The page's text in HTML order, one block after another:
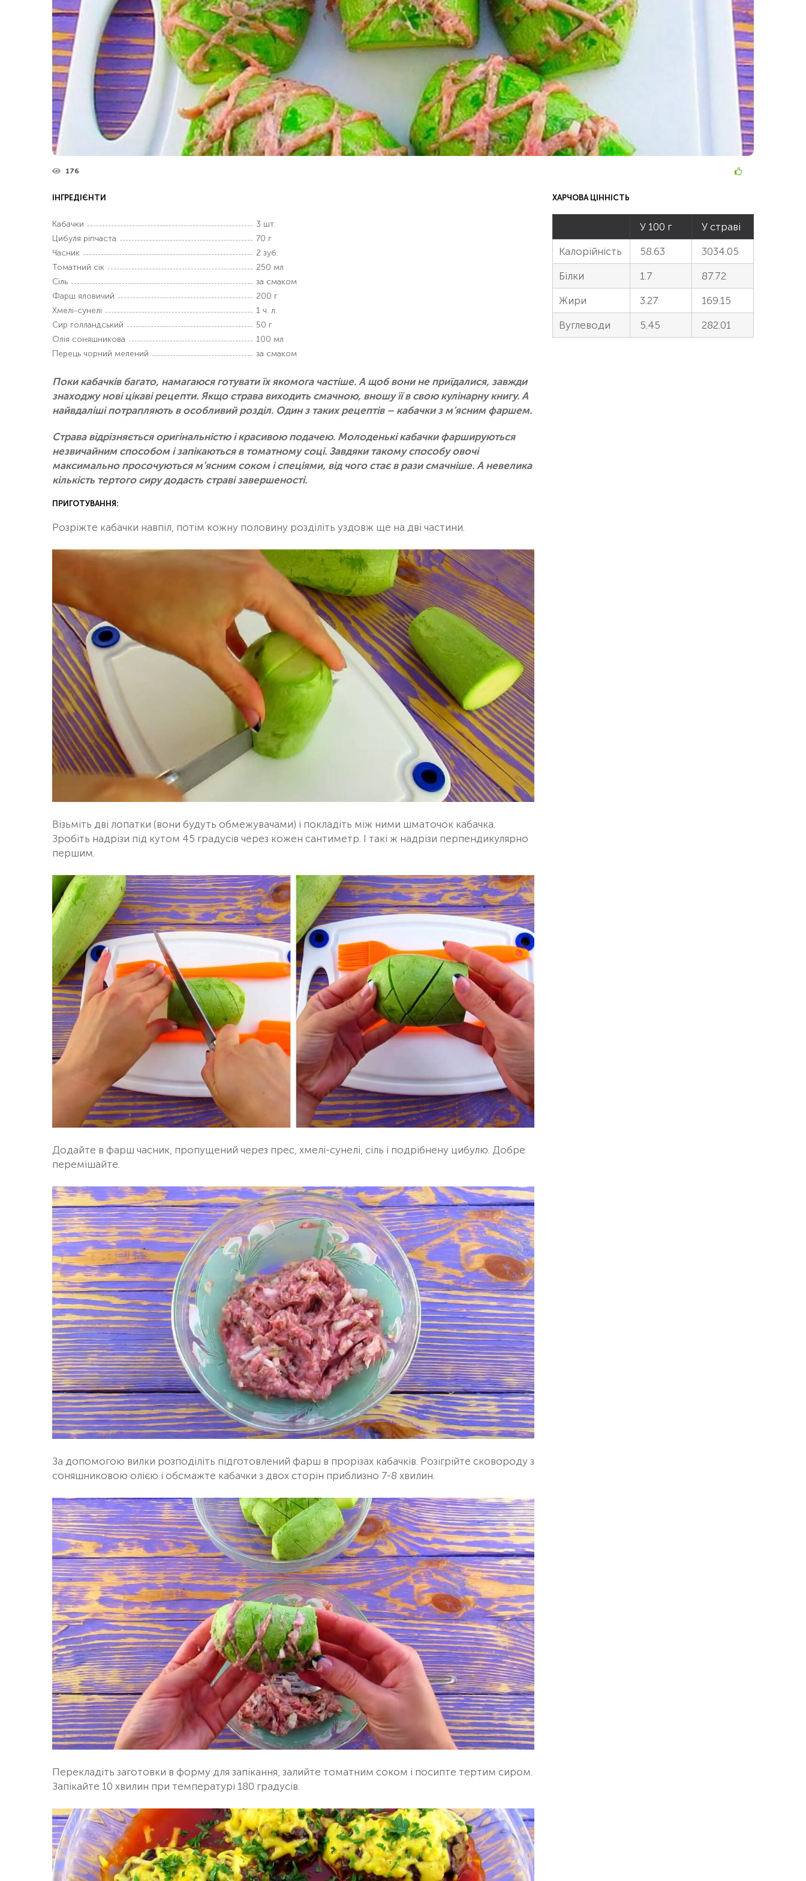
176
ІНГРЕДІЄНТИ
Кабачки
3 шт.
Цибуля ріпчаста
70 г
Часник
2 зуб.
Томатний сік
250 мл
Сіль
за смаком
Фарш яловичий
200 г
Хмелі-сунелі
1 ч. л.
Сир голландський
50 г
Олія соняшникова
100 мл
Перець чорний мелений
за смаком
Поки кабачків багато, намагаюся готувати їх якомога частіше. А щоб вони не приїдалися, завжди
знаходжу нові цікаві рецепти. Якщо страва виходить смачною, вношу її в свою кулінарну книгу. А
найвдаліші потрапляють в особливий розділ. Один з таких рецептів – кабачки з м’ясним фаршем.
Страва відрізняється оригінальністю і красивою подачею. Молоденькі кабачки фаршируються
незвичайним способом і запікаються в томатному соці. Завдяки такому способу овочі
максимально просочуються м’ясним соком і спеціями, від чого стає в рази смачніше. А невелика
кількість тертого сиру додасть страві завершеності.
ПРИГОТУВАННЯ:
Розріжте кабачки навпіл, потім кожну половину розділіть уздовж ще на дві частини.
Візьміть дві лопатки (вони будуть обмежувачами) і покладіть між ними шматочок кабачка.
Зробіть надрізи під кутом 45 градусів через кожен сантиметр. І такі ж надрізи перпендикулярно
першим.
Додайте в фарш часник, пропущений через прес, хмелі-сунелі, сіль і подрібнену цибулю. Добре
перемішайте.
За допомогою вилки розподіліть підготовлений фарш в прорізах кабачків. Розігрійте сковороду з
соняшниковою олією і обсмажте кабачки з двох сторін приблизно 7-8 хвилин.
Перекладіть заготовки в форму для запікання, залийте томатним соком і посипте тертим сиром.
Запікайте 10 хвилин при температурі 180 градусів.
ХАРЧОВА ЦІННІСТЬ
У 100 г У страві
Калорійність 58.63 3034.05
Білки 1.7 87.72
Жири 3.27 169.15
Вуглеводи 5.45 282.01